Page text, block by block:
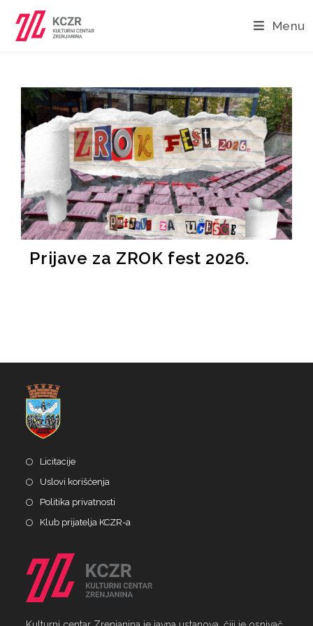
Menu
Prijave za ZROK fest 2026.
Licitacije
Uslovi korišćenja
Politika privatnosti
Klub prijatelja KCZR-a